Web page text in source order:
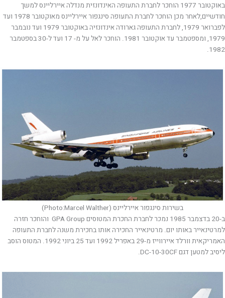
באוקטובר 1977 הוחכר לחברת התעופה האינדונזית מנדלה איירליינס למשך
חודשיים,לאחר מכן הוחכר לחברת התעופה סינגפור איירליינס מאוקטובר 1978 ועד
לפברואר 1979, לחברת התעופה גארודה אינדונזיה באוקטובר 1979 ועד נובמבר
1979, ומספטמבר עד אוקטובר 1981. הוחכר לאל על מ- 17 ועד ל-30 בספטמבר
1982.
בשירות סינגפור איירליינס (Photo:Marcel Walther)
ב-20 בדצמבר 1985 נמכר לחברת החכרת המטוסים GPA Group והוחכר חזרה
למרטינאייר באותו יום. מרטינאייר החכירה אותו בחכירת משנה לחברת התעופה
האמריקאית וורלד איירווייז מ-29 באפריל 1992 ועד 25 ביוני 1992. המטוס הוסב
ליסיב למטען דגם DC-10-30CF.